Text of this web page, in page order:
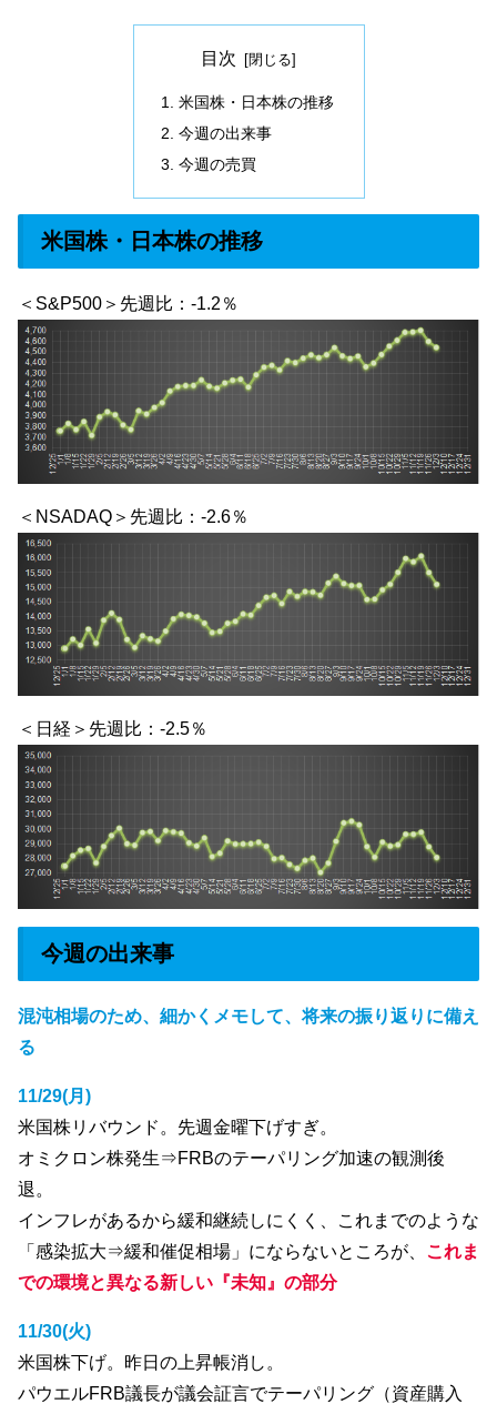
目次
米国株・日本株の推移
今週の出来事
今週の売買
米国株・日本株の推移
＜S&P500＞先週比：-1.2％
＜NSADAQ＞先週比：-2.6％
＜日経＞先週比：-2.5％
今週の出来事
混沌相場のため、細かくメモして、将来の振り返りに備え
る
11/29(月)
米国株リバウンド。先週金曜下げすぎ。
オミクロン株発生⇒FRBのテーパリング加速の観測後
退。
インフレがあるから緩和継続しにくく、これまでのような
「感染拡大⇒緩和催促相場」にならないところが、 これま
での環境と異なる新しい『未知』の部分
11/30(火)
米国株下げ。昨日の上昇帳消し。
パウエルFRB議長が議会証言でテーパリング（資産購入